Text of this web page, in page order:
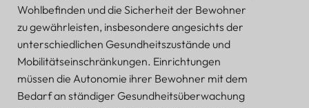
Integration mit dem Lansitec Bluetooth-Armband
Funktionen im Einsatz: Verbesserung der
Altenpflege mit dem Bluetooth-Armband von
Lansitec
Gesundheitsüberwachung: Überwachung der
Wohlbefinden und die Sicherheit der Bewohner
zu gewährleisten, insbesondere angesichts der
unterschiedlichen Gesundheitszustände und
Mobilitätseinschränkungen. Einrichtungen
müssen die Autonomie ihrer Bewohner mit dem
Bedarf an ständiger Gesundheitsüberwachung